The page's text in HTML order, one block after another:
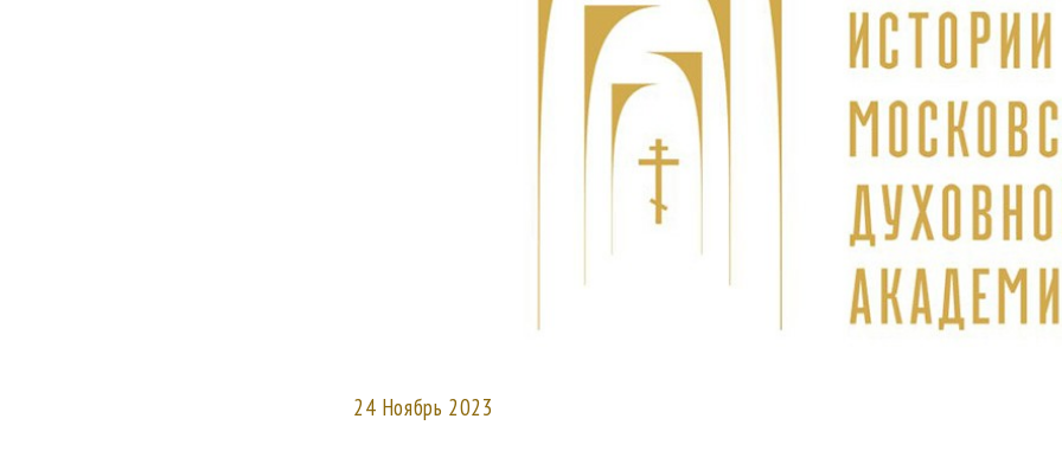
24 Ноябрь 2023